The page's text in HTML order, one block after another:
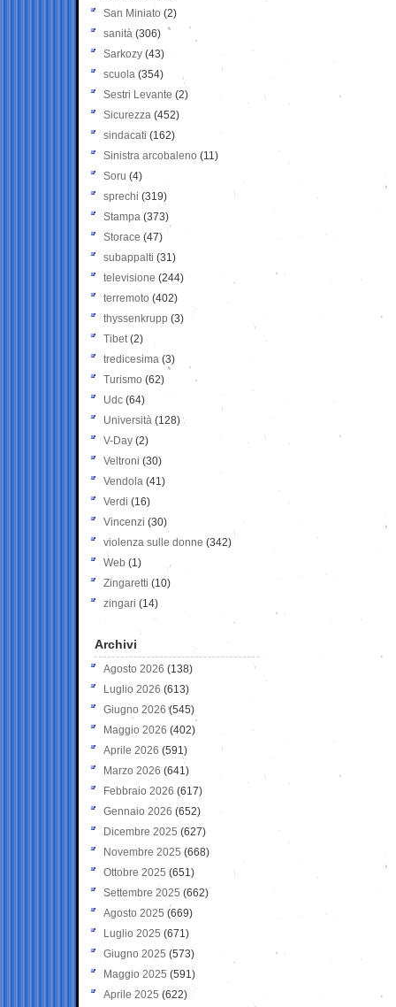
San Miniato (2)
sanità (306)
Sarkozy (43)
scuola (354)
Sestri Levante (2)
Sicurezza (452)
sindacati (162)
Sinistra arcobaleno (11)
Soru (4)
sprechi (319)
Stampa (373)
Storace (47)
subappalti (31)
televisione(244)
terremoto (402)
thyssenkrupp (3)
Tibet(2)
tredicesima (3)
Turismo (62)
Udc (64)
Università (128)
V-Day (2)
Veltroni (30)
Vendola (41)
Verdi (16)
Vincenzi (30)
violenza sulle donne (342)
Web (1)
Zingaretti (10)
zingari (14)
Archivi
Agosto 2026 (138)
Luglio 2026 (613)
Giugno 2026 (545)
Maggio 2026 (402)
Aprile 2026 (591)
Marzo 2026 (641)
Febbraio 2026 (617)
Gennaio 2026 (652)
Dicembre 2025 (627)
Novembre 2025 (668)
Ottobre 2025 (651)
Settembre 2025 (662)
Agosto 2025 (669)
Luglio 2025 (671)
Giugno 2025 (573)
Maggio 2025 (591)
Aprile 2025 (622)